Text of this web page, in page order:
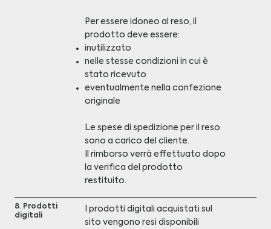
Per essere idoneo al reso, il
prodotto deve essere:
inutilizzato
nelle stesse condizioni in cui è
stato ricevuto
eventualmente nella confezione
originale
Le spese di spedizione per il reso
sono a carico del cliente.
Il rimborso verrà effettuato dopo
la verifica del prodotto
restituito.
8. Prodotti
digitali
I prodotti digitali acquistati sul
sito vengono resi disponibili